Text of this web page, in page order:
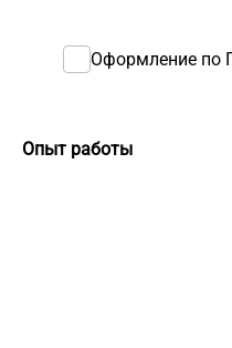
Оформление по
Опыт работы